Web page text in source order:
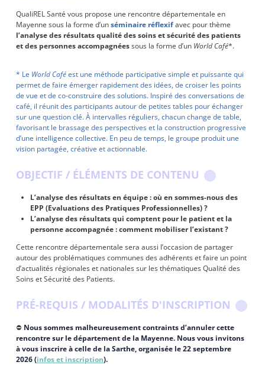
QualiREL Santé vous propose une rencontre départementale en
Mayenne sous la forme d’unséminaire réflexifavec pour thème
l’analyse des résultats qualité des soins et sécurité des patients
et des personnes accompagnéessous la forme d’un World Café*.
* Le World Caféest une méthode participative simple et puissante qui
permet de faire émerger rapidement des idées, de croiser les points
de vue et de co-construire des solutions. Inspiré des conversations de
café, il réunit des participants autour de petites tables pour échanger
sur une question clé. À intervalles réguliers, chacun change de table,
favorisant le brassage des perspectives et la construction progressive
d’une intelligence collective. En peu de temps, le groupe produit une
vision partagée, créative et actionnable.
OBJECTIF / ÉLÉMENTS DE CONTENU
L’analyse des résultats en équipe : où en sommes-nous des
EPP (Evaluations des Pratiques Professionnelles) ?
L’analyse des résultats qui comptent pour le patient et la
personne accompagnée : comment mobiliser l’existant ?
Cette rencontre départementale sera aussi l’occasion de partager
autour des problématiques communes des adhérents et faire un point
d’actualités régionales et nationales sur les thématiques Qualité des
Soins et Sécurité des Patients.
PRÉ-REQUIS / MODALITÉS D'INSCRIPTION
⛔ Nous sommes malheureusement contraints d’annuler cette
rencontre sur le département de la Mayenne. Nous vous invitons
à vous inscrire à celle de la Sarthe, organisée le 22 septembre
2026 (infos et inscription).